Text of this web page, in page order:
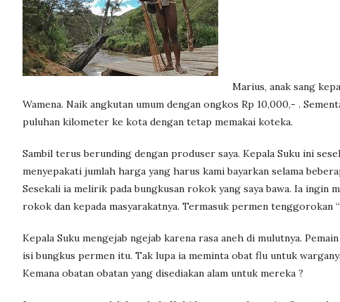
Marius, anak sang
Wamena. Naik angkutan umum dengan ongkos Rp 10,000,- .
puluhan kilometer ke kota dengan tetap memakai koteka.
Sambil terus berunding dengan produser saya. Kepala Suku ini
menyepakati jumlah harga yang harus kami bayarkan selama
Sesekali ia melirik pada bungkusan rokok yang saya bawa. Ia
rokok dan kepada masyarakatnya. Termasuk permen tenggorokan “
Kepala Suku mengejab ngejab karena rasa aneh di mulutnya.
isi bungkus permen itu. Tak lupa ia meminta obat flu untuk
Kemana obatan obatan yang disediakan alam untuk mereka ?